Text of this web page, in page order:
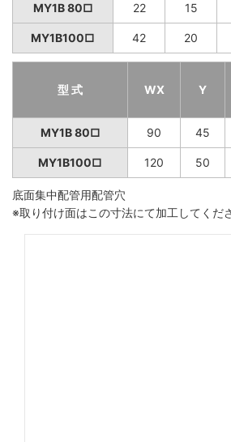
MY1B 80□ 22 15
MY1B100□ 42 20
型 式 WX Y
MY1B 80□ 90 45
MY1B100□ 120 50
底面集中配管用配管穴
※取り付け面はこの寸法にて加工してくだ